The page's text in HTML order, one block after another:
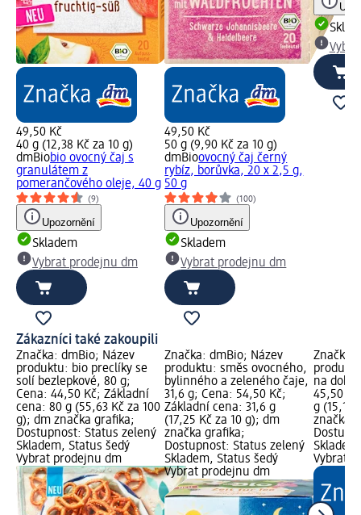
49,50 Kč
40 g (12,38 Kč za 10 g)
dmBiobio ovocný čaj s
granulátem z
pomerančového oleje, 40 g
(9)
Upozornění
Skladem
Vybrat prodejnu dm
49,50 Kč
50 g (9,90 Kč za 10 g)
dmBioovocný čaj černý
rybíz, borůvka, 20 x 2,5 g,
50 g
(100)
Upozornění
Skladem
Vybrat prodejnu dm
Zákazníci také zakoupili
Značka: dmBio; Název
produktu: bio preclíky se
solí bezlepkové, 80 g;
Cena: 44,50 Kč; Základní
cena: 80 g (55,63 Kč za 100
g); dm značka grafika;
Dostupnost: Status zelený
Skladem, Status šedý
Vybrat prodejnu dm
Značka: dmBio; Název
produktu: směs ovocného,
bylinného a zeleného čaje,
31,6 g; Cena: 54,50 Kč;
Základní cena: 31,6 g
(17,25 Kč za 10 g); dm
značka grafika;
Dostupnost: Status zelený
Skladem, Status šedý
Vybrat prodejnu dm
Značka:
na
45,50
g (15,17
značka
Vybrat